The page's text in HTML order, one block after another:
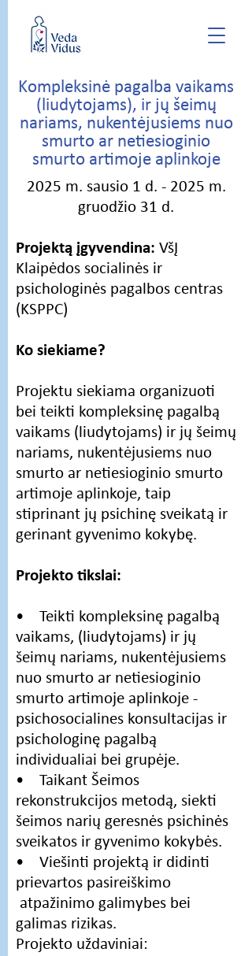
Kompleksinė pagalba vaikams
(liudytojams), ir jų šeimų
nariams, nukentėjusiems nuo
smurto ar netiesioginio
smurto artimoje aplinkoje
2025 m. sausio 1 d. - 2025 m.
gruodžio 31 d.
Projektą įgyvendina: VšĮ
Klaipėdos socialinės ir
psichologinės pagalbos centras
(KSPPC)
Ko siekiame?
Projektu siekiama organizuoti
bei teikti kompleksinę pagalbą
vaikams (liudytojams) ir jų šeimų
nariams, nukentėjusiems nuo
smurto ar netiesioginio smurto
artimoje aplinkoje, taip
stiprinant jų psichinę sveikatą ir
gerinant gyvenimo kokybę.
Projekto tikslai:
• Teikti kompleksinę pagalbą
vaikams, (liudytojams) ir jų
šeimų nariams, nukentėjusiems
nuo smurto ar netiesioginio
smurto artimoje aplinkoje -
psichosocialines konsultacijas ir
psichologinę pagalbą
individualiai bei grupėje.
• Taikant Šeimos
rekonstrukcijos metodą, siekti
šeimos narių geresnės psichinės
sveikatos ir gyvenimo kokybės.
• Viešinti projektą ir didinti
prievartos pasireiškimo
atpažinimo galimybes bei
galimas rizikas.
Projekto uždaviniai: